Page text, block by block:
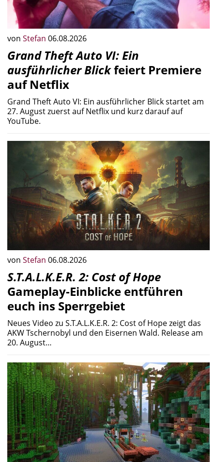
von Stefan 06.08.2026
Grand Theft Auto VI: Ein
ausführlicher Blickfeiert Premiere
auf Netflix
Grand Theft Auto VI: Ein ausführlicher Blick startet am
27. August zuerst auf Netflix und kurz darauf auf
YouTube.
von Stefan 06.08.2026
S.T.A.L.K.E.R. 2: Cost of Hope
Gameplay-Einblicke entführen
euch ins Sperrgebiet
Neues Video zu S.T.A.L.K.E.R. 2: Cost of Hope zeigt das
AKW Tschernobyl und den Eisernen Wald. Release am
20. August…